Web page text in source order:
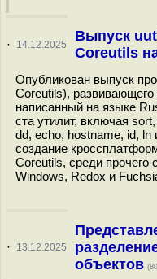
· 14.12.2025
Выпуск
Coreutils
Опубликован выпуск
Coreutils), развивающего
написанный на языке
ста утилит, включая
dd, echo, hostname, id, ln
создание
Coreutils, среди прочего
Windows, Redox и
· 13.12.2025
объектов